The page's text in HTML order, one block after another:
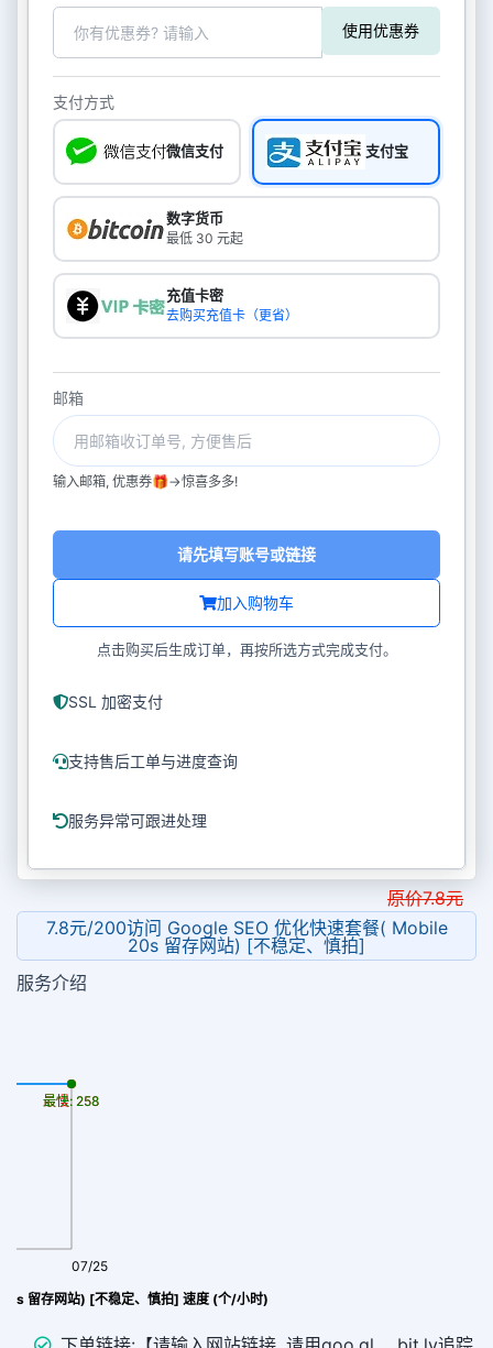
使用优惠券
支付方式
微信支付 支付宝
数字货币
最低 30 元起
充值卡密
去购买充值卡（更省）
邮箱
输入邮箱, 优惠券🎁->惊喜多多!
加入购物车
请先填写账号或链接
点击购买后生成订单，再按所选方式完成支付。
SSL 加密支付
支持售后工单与进度查询
服务异常可跟进处理
原价7.8元
7.8元/200访问 Google SEO 优化快速套餐( Mobile
20s 留存网站) [不稳定、慎拍]
服务介绍
Google SEO 优化快速套餐( Mobile 20s 留存网站) [不稳定、慎拍] 速度 (个/小时)
07/25
最慢: 258
最快: 258